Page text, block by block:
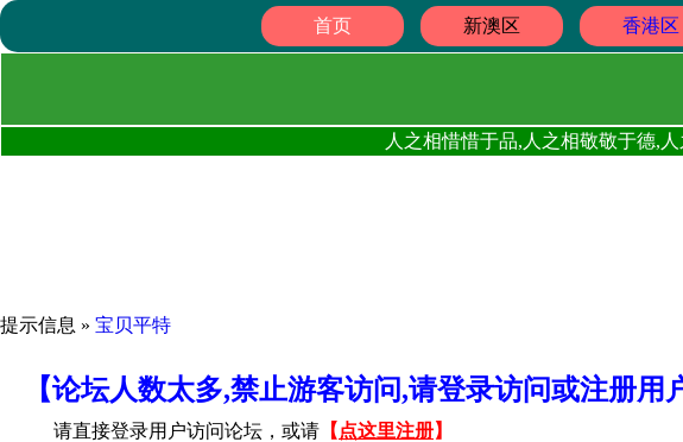
首页 新澳区 香港区
人之相惜惜于品,人之相敬敬于德,
提示信息 » 宝贝平特
【论坛人数太多,禁止游客访问,请登录访问或注册用
请直接登录用户访问论坛，或请 【 点这里注册】